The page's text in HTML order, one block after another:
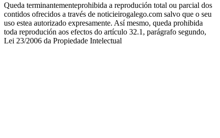
Queda terminantementeprohibida a reprodución total ou parcial dos
contidos ofrecidos a través de noticieirogalego.com salvo que o seu
uso estea autorizado expresamente. Así mesmo, queda prohibida
toda reprodución aos efectos do artículo 32.1, parágrafo segundo,
Lei 23/2006 da Propiedade Intelectual